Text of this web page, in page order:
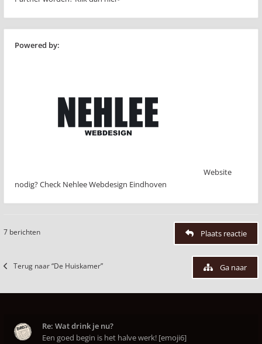
Powered by:
Website
nodig? Check Nehlee Webdesign Eindhoven
7 berichten Plaats reactie
Terug naar “De Huiskamer” Ga naar
Re: Wat drink je nu?
Een goed begin is het halve werk! [emoji6]